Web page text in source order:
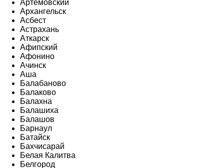
Артемовский
Архангельск
Асбест
Астрахань
Аткарск
Афипский
Афонино
Ачинск
Аша
Балабаново
Балаково
Балахна
Балашиха
Балашов
Барнаул
Батайск
Бахчисарай
Белая Калитва
Белгород